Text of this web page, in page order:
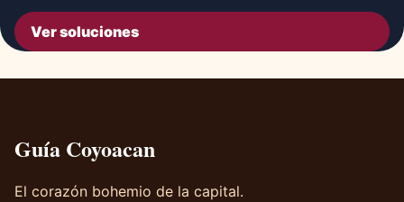
Ver soluciones
Guía Coyoacan
El corazón bohemio de la capital.